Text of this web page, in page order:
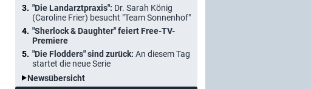
"Die Landarztpraxis": Dr. Sarah König
(Caroline Frier) besucht "Team Sonnenhof"
"Sherlock & Daughter" feiert Free-TV-
Premiere
"Die Flodders" sind zurück: An diesem Tag
startet die neue Serie
Newsübersicht